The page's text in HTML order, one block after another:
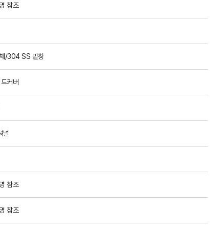
참조
/304 SS 밑창
커버
널
참조
참조